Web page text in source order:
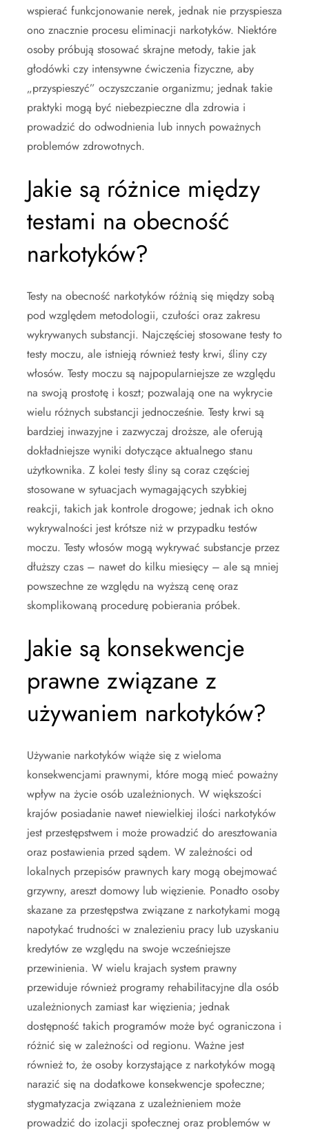
wspierać funkcjonowanie nerek, jednak nie przyspiesza
ono znacznie procesu eliminacji narkotyków. Niektóre
osoby próbują stosować skrajne metody, takie jak
głodówki czy intensywne ćwiczenia fizyczne, aby
„przyspieszyć” oczyszczanie organizmu; jednak takie
praktyki mogą być niebezpieczne dla zdrowia i
prowadzić do odwodnienia lub innych poważnych
problemów zdrowotnych.
Jakie są różnice między
testami na obecność
narkotyków?
Testy na obecność narkotyków różnią się między sobą
pod względem metodologii, czułości oraz zakresu
wykrywanych substancji. Najczęściej stosowane testy to
testy moczu, ale istnieją również testy krwi, śliny czy
włosów. Testy moczu są najpopularniejsze ze względu
na swoją prostotę i koszt; pozwalają one na wykrycie
wielu różnych substancji jednocześnie. Testy krwi są
bardziej inwazyjne i zazwyczaj droższe, ale oferują
dokładniejsze wyniki dotyczące aktualnego stanu
użytkownika. Z kolei testy śliny są coraz częściej
stosowane w sytuacjach wymagających szybkiej
reakcji, takich jak kontrole drogowe; jednak ich okno
wykrywalności jest krótsze niż w przypadku testów
moczu. Testy włosów mogą wykrywać substancje przez
dłuższy czas – nawet do kilku miesięcy – ale są mniej
powszechne ze względu na wyższą cenę oraz
skomplikowaną procedurę pobierania próbek.
Jakie są konsekwencje
prawne związane z
używaniem narkotyków?
Używanie narkotyków wiąże się z wieloma
konsekwencjami prawnymi, które mogą mieć poważny
wpływ na życie osób uzależnionych. W większości
krajów posiadanie nawet niewielkiej ilości narkotyków
jest przestępstwem i może prowadzić do aresztowania
oraz postawienia przed sądem. W zależności od
lokalnych przepisów prawnych kary mogą obejmować
grzywny, areszt domowy lub więzienie. Ponadto osoby
skazane za przestępstwa związane z narkotykami mogą
napotykać trudności w znalezieniu pracy lub uzyskaniu
kredytów ze względu na swoje wcześniejsze
przewinienia. W wielu krajach system prawny
przewiduje również programy rehabilitacyjne dla osób
uzależnionych zamiast kar więzienia; jednak
dostępność takich programów może być ograniczona i
różnić się w zależności od regionu. Ważne jest
również to, że osoby korzystające z narkotyków mogą
narazić się na dodatkowe konsekwencje społeczne;
stygmatyzacja związana z uzależnieniem może
prowadzić do izolacji społecznej oraz problemów w